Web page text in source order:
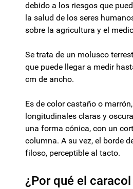
debido a los riesgos que
la salud de los seres
sobre la agricultura y el
Se trata de un molusco
que puede llegar a medir
cm de ancho.
Es de color castaño o
longitudinales claras y
una forma cónica, con un
columna. A su vez, el borde
filoso, perceptible al tacto.
¿Por qué el